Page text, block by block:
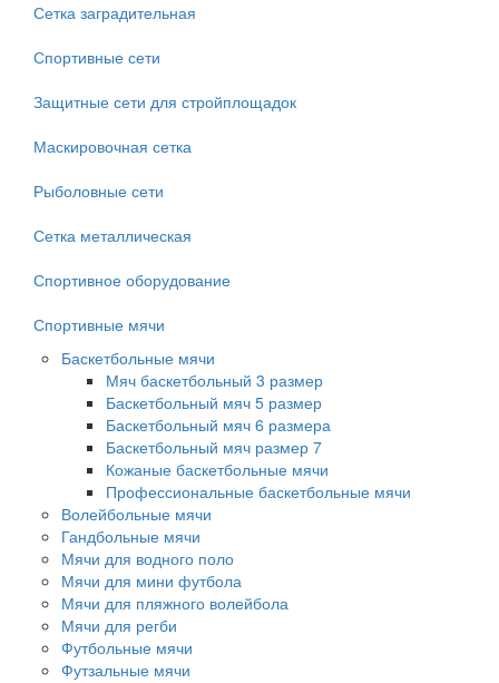
Сетка заградительная
Спортивные сети
Защитные сети для стройплощадок
Маскировочная сетка
Рыболовные сети
Сетка металлическая
Спортивное оборудование
Спортивные мячи
Баскетбольные мячи
Мяч баскетбольный 3 размер
Баскетбольный мяч 5 размер
Баскетбольный мяч 6 размера
Баскетбольный мяч размер 7
Кожаные баскетбольные мячи
Профессиональные баскетбольные мячи
Волейбольные мячи
Гандбольные мячи
Мячи для водного поло
Мячи для мини футбола
Мячи для пляжного волейбола
Мячи для регби
Футбольные мячи
Футзальные мячи